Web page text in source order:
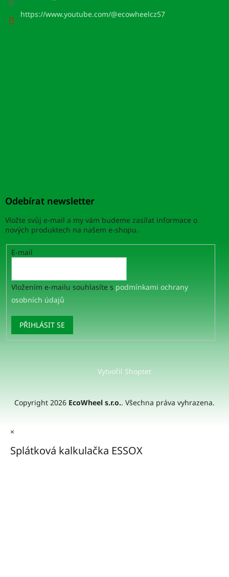
https://www.youtube.com/@ecowheelcz57
Odebírat newsletter
Vložte svůj e-mail a my vám budeme zasílat informace o
nových produktech na našem e-shopu.
E-mail
Vložením e-mailu souhlasíte s podmínkami ochrany
osobních údajů
PŘIHLÁSIT SE
Vytvořil Shoptet
Copyright 2026 EcoWheel s.r.o.. Všechna práva vyhrazena.
×
Splátková kalkulačka ESSOX